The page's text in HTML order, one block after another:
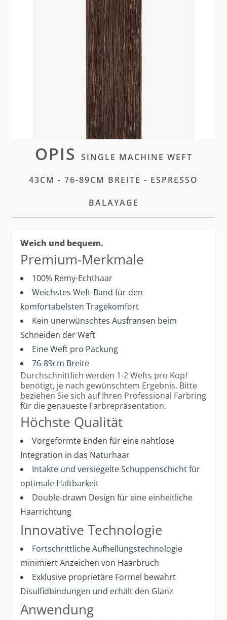
weichen Komfort und volle Dichte. Sie sind
individuell zuschneidbar, sodass das Weft Band
intakt bleibt, und eignen sich perfekt für eine
maßgeschneiderte Transformation.
załóż kontoaby zakupić ten artykuł.
OPIS SINGLE MACHINE WEFT
43CM - 76-89CM BREITE - ESPRESSO
BALAYAGE
Weich und bequem.
Premium-Merkmale
100% Remy-Echthaar
Weichstes Weft-Band für den
komfortabelsten Tragekomfort
Kein unerwünschtes Ausfransen beim
Schneiden der Weft
Eine Weft pro Packung
76-89cm Breite
Durchschnittlich werden 1-2 Wefts pro Kopf
benötigt, je nach gewünschtem Ergebnis. Bitte
beziehen Sie sich auf Ihren Professional Farbring
für die genaueste Farbrepräsentation.
Höchste Qualität
Vorgeformte Enden für eine nahtlose
Integration in das Naturhaar
Intakte und versiegelte Schuppenschicht für
optimale Haltbarkeit
Double-drawn Design für eine einheitliche
Haarrichtung
Innovative Technologie
Fortschrittliche Aufhellungstechnologie
minimiert Anzeichen von Haarbruch
Exklusive proprietäre Formel bewahrt
Disulfidbindungen und erhält den Glanz
Anwendung